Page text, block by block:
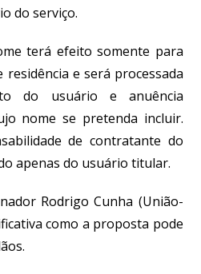
do serviço.
terá efeito somente para
residência e será processada
do usuário e anuência
nome se pretenda incluir.
de contratante do
apenas do usuário titular.
Rodrigo Cunha (União-
como a proposta pode